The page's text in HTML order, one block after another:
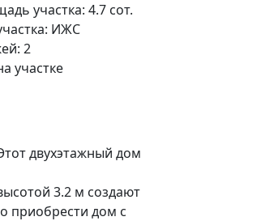
участка: 4.7 сот.
ИЖС
2
участке
двухэтажный дом
3.2 м создают
приобрести дом с